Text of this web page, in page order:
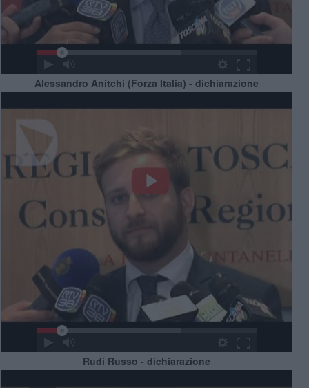
Alessandro Anitchi (Forza Italia) - dichiarazione
Rudi Russo - dichiarazione